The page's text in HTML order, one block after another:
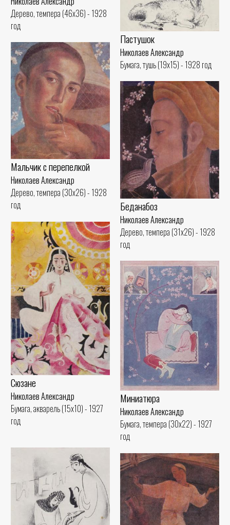
Дерево, темпера (46x36) - 1928
год
Пастушок
Николаев Александр
Бумага, тушь (19x15) - 1928 год
Мальчик с перепелкой
Николаев Александр
Дерево, темпера (30x26) - 1928
год
Беданабоз
Николаев Александр
Дерево, темпера (31x26) - 1928
год
Сюзане
Николаев Александр
Бумага, акварель (15x10) - 1927
год
Миниатюра
Николаев Александр
Бумага, темпера (30x22) - 1927
год